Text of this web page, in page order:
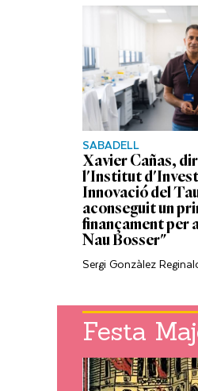
SABADELL
Xavier Cañas,
l'Institut
Innovació del
aconseguit un
finançament per
Nau Bosser"
Sergi Gonzàlez
Festa